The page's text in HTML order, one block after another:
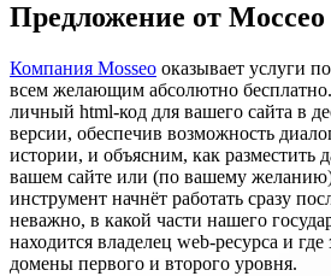
Предложение от Моссео
Компания Mosseo оказывает услуги
всем желающим абсолютно
личный html-код для вашего сайта в
версии, обеспечив возможность
истории, и объясним, как разместить
вашем сайте или (по вашему
инструмент начнёт работать сразу
неважно, в какой части нашего
находится владелец web-ресурса и
домены первого и второго уровня.